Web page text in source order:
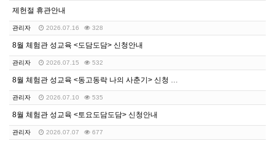
제헌절 휴관안내
관리자 2026.07.16 328
8월 체험관 성교육 <도담도담> 신청안내
관리자 2026.07.15 532
8월 체험관 성교육 <동고동락 나의 사춘기> 신청 안내
관리자 2026.07.10 535
8월 체험관 성교육 <토요도담도담> 신청안내
관리자 2026.07.07 677